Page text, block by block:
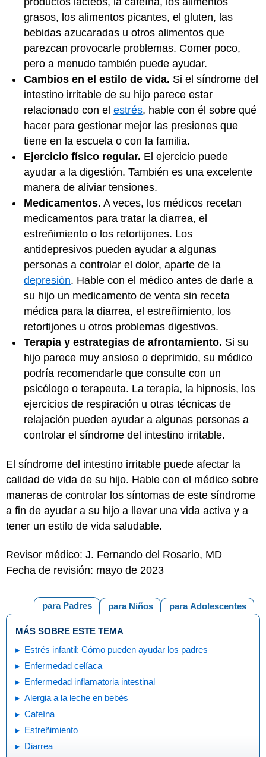
grasos, los alimentos picantes, el gluten, las
bebidas azucaradas u otros alimentos que
parezcan provocarle problemas. Comer poco,
pero a menudo también puede ayudar.
Cambios en el estilo de vida. Si el síndrome del
intestino irritable de su hijo parece estar
relacionado con el estrés, hable con él sobre qué
hacer para gestionar mejor las presiones que
tiene en la escuela o con la familia.
Ejercicio físico regular. El ejercicio puede
ayudar a la digestión. También es una excelente
manera de aliviar tensiones.
Medicamentos. A veces, los médicos recetan
medicamentos para tratar la diarrea, el
estreñimiento o los retortijones. Los
antidepresivos pueden ayudar a algunas
personas a controlar el dolor, aparte de la
depresión. Hable con el médico antes de darle a
su hijo un medicamento de venta sin receta
médica para la diarrea, el estreñimiento, los
retortijones u otros problemas digestivos.
Terapia y estrategias de afrontamiento. Si su
hijo parece muy ansioso o deprimido, su médico
podría recomendarle que consulte con un
psicólogo o terapeuta. La terapia, la hipnosis, los
ejercicios de respiración u otras técnicas de
relajación pueden ayudar a algunas personas a
controlar el síndrome del intestino irritable.
El síndrome del intestino irritable puede afectar la
calidad de vida de su hijo. Hable con el médico sobre
maneras de controlar los síntomas de este síndrome
a fin de ayudar a su hijo a llevar una vida activa y a
tener un estilo de vida saludable.
Revisor médico: J. Fernando del Rosario, MD
Fecha de revisión: mayo de 2023
para Adolescentes
para Niños
para Padres
MÁS SOBRE ESTE TEMA
Estrés infantil: Cómo pueden ayudar los padres
Enfermedad celíaca
Enfermedad inflamatoria intestinal
Alergia a la leche en bebés
Cafeína
Estreñimiento
Diarrea